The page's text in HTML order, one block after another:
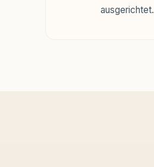
ausgerichtet.